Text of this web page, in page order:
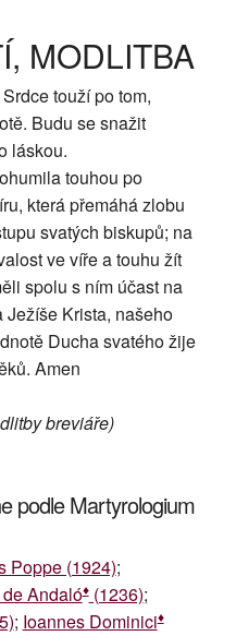
MODLITBA
touží po tom,
Budu se snažit
láskou.
touhou po
která přemáhá zlobu
svatých biskupů; na
ve víře a touhu žít
spolu s ním účast na
Ježíše Krista, našeho
Ducha svatého žije
Amen
breviáře)
podle Martyrologium
Poppe (1924);
Andaló♦(1236);
; Ioannes Dominici♦